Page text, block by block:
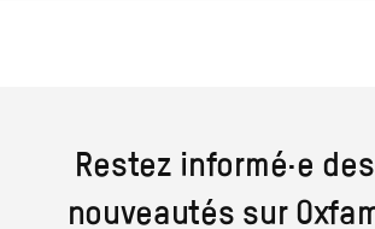
Restez informé·e des
nouveautés sur Oxfam